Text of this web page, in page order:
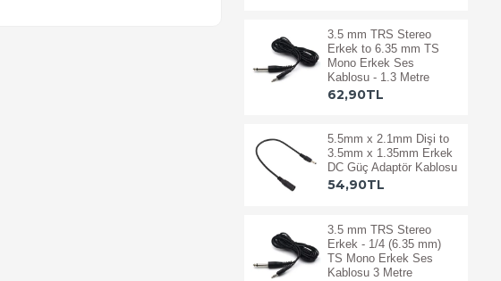
3.5 mm TRS Stereo
Erkek to 6.35 mm TS
Mono Erkek Ses
Kablosu - 1.3 Metre
62,90TL
5.5mm x 2.1mm Dişi to
3.5mm x 1.35mm Erkek
DC Güç Adaptör Kablosu
54,90TL
3.5 mm TRS Stereo
Erkek - 1/4 (6.35 mm)
TS Mono Erkek Ses
Kablosu 3 Metre